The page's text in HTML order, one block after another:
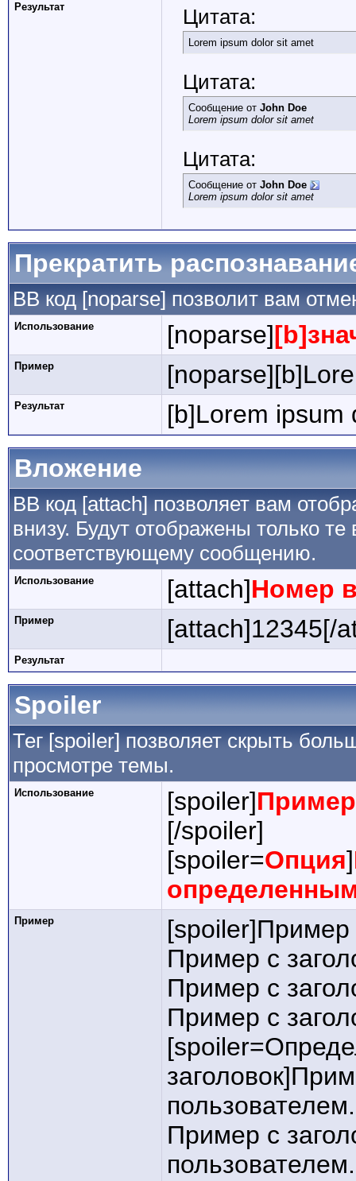
Результат Цитата:
Lorem ipsum dolor sit amet
Цитата:
Сообщение от John Doe
Lorem ipsum dolor sit amet
Цитата:
Сообщение от John Doe
Lorem ipsum dolor sit amet
Прекратить
BB код [noparse] позволит вам
Использование [noparse]
Пример
Результат
[b]Lorem ipsum
Вложение
BB код [attach] позволяет вам
внизу. Будут отображены только
соответствующему сообщению.
Использование [attach]Номер
Пример [attach]12345[/
Результат
Spoiler
Тег [spoiler] позволяет скрыть
просмотре темы.
Использование [spoiler]
[/spoiler]
[spoiler=Опция]
Пример
[spoiler]Пример
Пример с
Пример с
Пример с
пользователем.
Пример с
пользователем.